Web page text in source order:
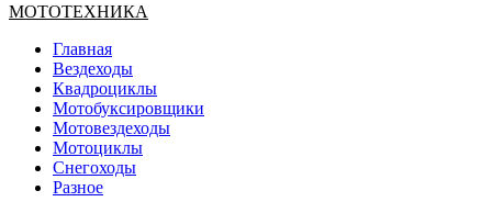
Основное
МОТОТЕХНИКА
Главная
Вездеходы
Квадроциклы
Мотобуксировщики
Мотовездеходы
Мотоциклы
Снегоходы
Разное